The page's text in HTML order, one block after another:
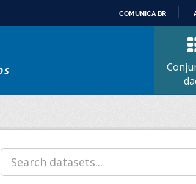
CONTEÚDO
COMUNICA BR